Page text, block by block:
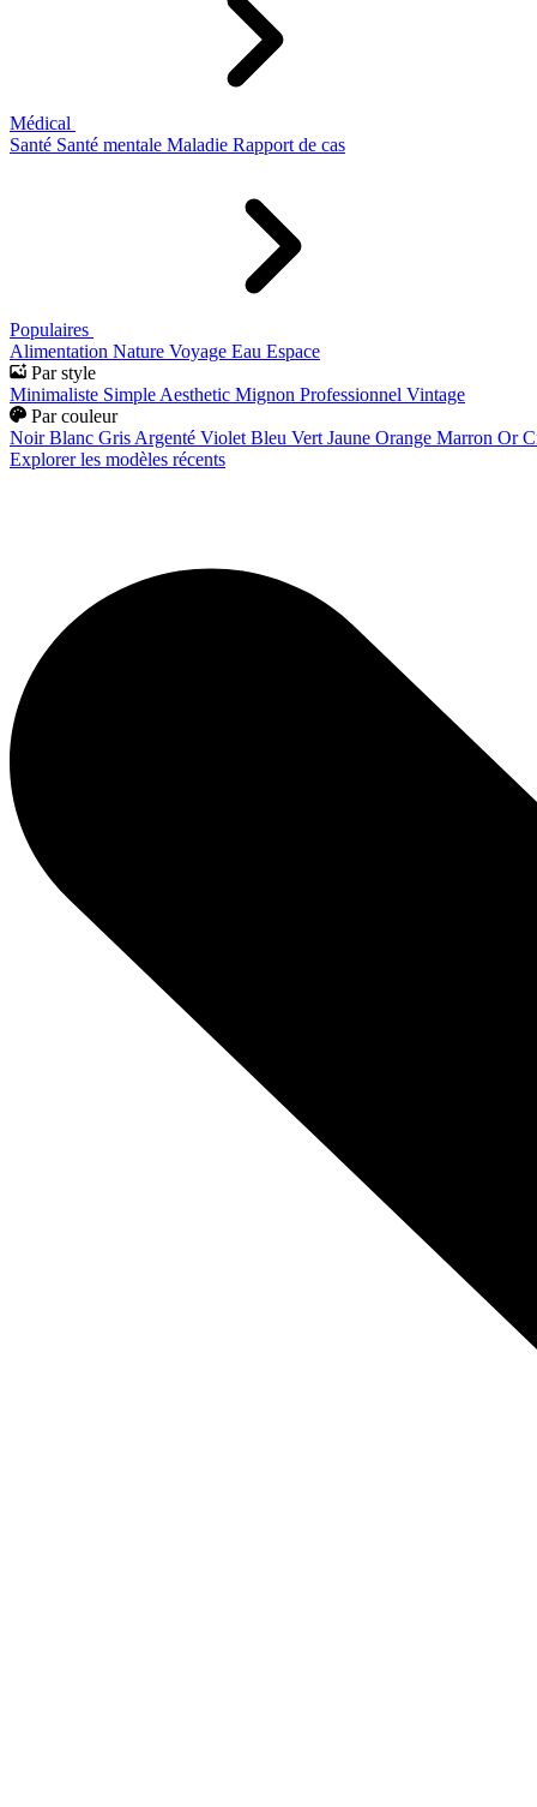
Médical
Santé Santé mentale Maladie Rapport de cas
Populaires
Alimentation Nature Voyage Eau Espace
Par style
Minimaliste Simple Aesthetic Mignon Professionnel Vintage
Par couleur
Noir Blanc Gris Argenté Violet Bleu Vert Jaune Orange Marron Or
Explorer les modèles récents